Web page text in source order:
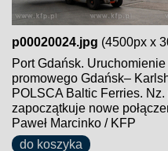
p00020024.jpg (4500px x
Port Gdańsk.
promowego Gdańsk–
POLSCA Baltic Ferries.
zapoczątkuje nowe
Paweł Marcinko / KFP
do koszyka